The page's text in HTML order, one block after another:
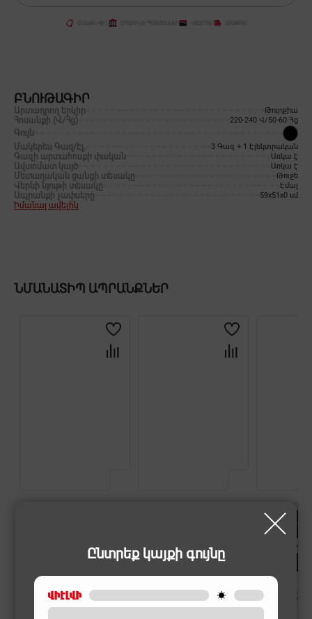
Ընտրեք կայքի գույնը
ՎՃԱՐՈՒՄ
ԲՆՈՒԹԱԳԻՐ
Արտադրող երկիր Թուրքիա
Հոսանքի (Վ/Հց) 220-240 Վ/50-60 Հց
Գույն
Մակերես Գազ/Էլ․
3 Գազ + 1 Էլեկտրական
Գազի արտահոսքի փական Առկա է
Ավտոմատ կայծ Առկա է
Մետաղական ցանցի տեսակը Թուջե
Վերևի նյութի տեսակը Էմալ
Ապրանքի չափսերը 59x51x0 սմ
Իմանալ ավելին
ՆՄԱՆԱՏԻՊ ԱՊՐԱՆՔՆԵՐ